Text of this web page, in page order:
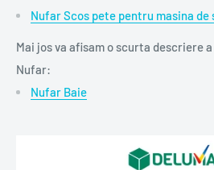
Nufar Scos pete pentru masina de
Mai jos va afisam o scurta descriere
Nufar:
Nufar Baie